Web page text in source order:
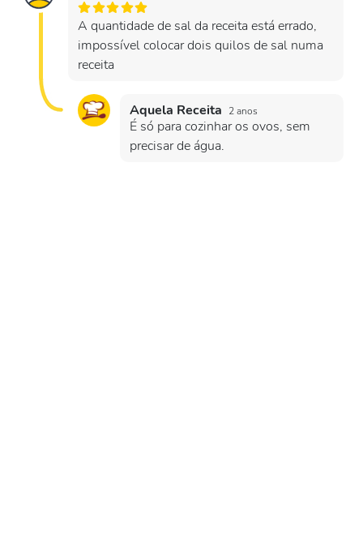
A quantidade de sal da receita está errado,
impossível colocar dois quilos de sal numa
receita
Aquela Receita 2 anos
É só para cozinhar os ovos, sem
precisar de água.